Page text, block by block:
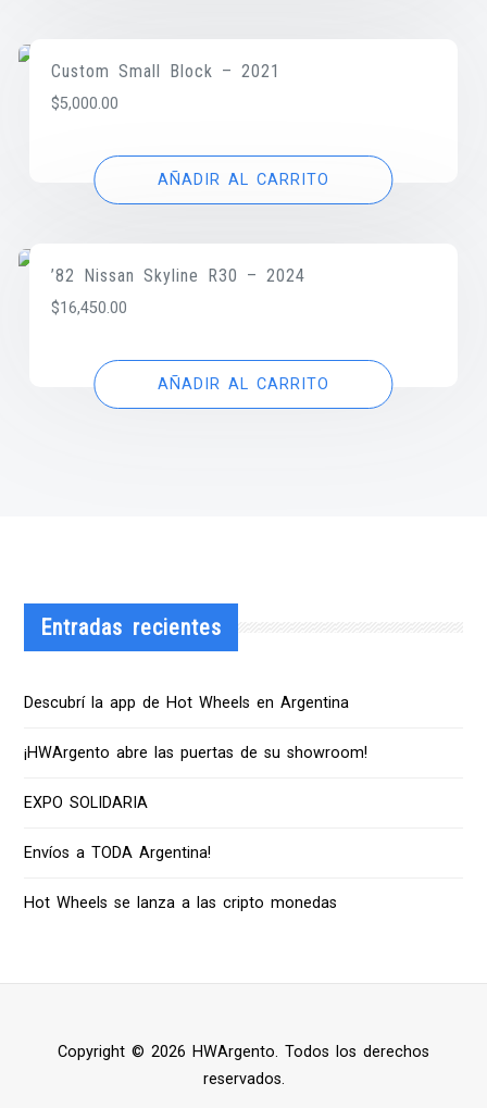
Custom Small Block – 2021
$5,000.00
AÑADIR AL CARRITO
’82 Nissan Skyline R30 – 2024
$16,450.00
AÑADIR AL CARRITO
Entradas recientes
Descubrí la app de Hot Wheels en Argentina
¡HWArgento abre las puertas de su showroom!
EXPO SOLIDARIA
Envíos a TODA Argentina!
Hot Wheels se lanza a las cripto monedas
Copyright © 2026 HWArgento. Todos los derechos
reservados.